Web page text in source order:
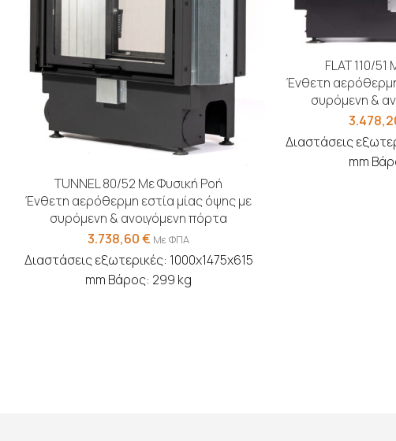
TUNNEL 80/52 Με Φυσική Ροή
Ένθετη αερόθερμη εστία μίας όψης με
συρόμενη & ανοιγόμενη πόρτα
3.738,60€ Με ΦΠΑ
Διαστάσεις εξωτερικές: 1000x1475x615
mm Βάρος: 299 kg
FLAT 110/
Ένθετη
συρόμενη &
Διαστάσεις
mm